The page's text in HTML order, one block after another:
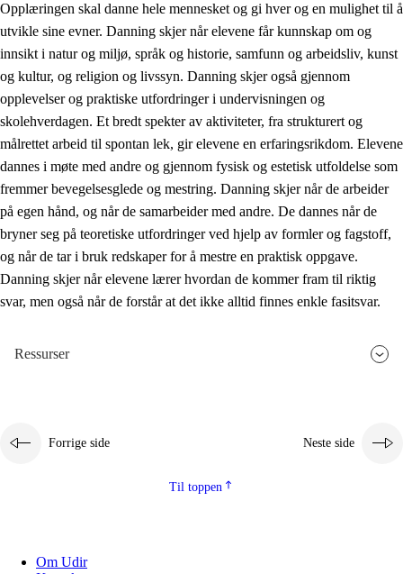
2.3 Grunnleggende ferdigheter
2.4 Å lære å lære
Tverrfaglige temaer
Opplæringen skal danne hele mennesket og gi hver og en mulighet til å
utvikle sine evner. Danning skjer når elevene får kunnskap om og
innsikt i natur og miljø, språk og historie, samfunn og arbeidsliv, kunst
og kultur, og religion og livssyn. Danning skjer også gjennom
opplevelser og praktiske utfordringer i undervisningen og
skolehverdagen. Et bredt spekter av aktiviteter, fra strukturert og
målrettet arbeid til spontan lek, gir elevene en erfaringsrikdom. Elevene
dannes i møte med andre og gjennom fysisk og estetisk utfoldelse som
fremmer bevegelsesglede og mestring. Danning skjer når de arbeider
på egen hånd, og når de samarbeider med andre. De dannes når de
bryner seg på teoretiske utfordringer ved hjelp av formler og fagstoff,
og når de tar i bruk redskaper for å mestre en praktisk oppgave.
Danning skjer når elevene lærer hvordan de kommer fram til riktig
svar, men også når de forstår at det ikke alltid finnes enkle fasitsvar.
Ressurser
Forrige side Neste side
Til toppen
Om Udir